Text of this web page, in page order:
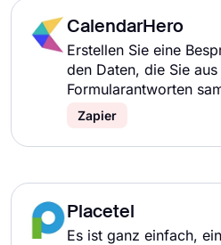
CalendarHero
Erstellen Sie eine
den Daten, die Sie aus
Formularantworten
Zapier
Placetel
Es ist ganz einfach,